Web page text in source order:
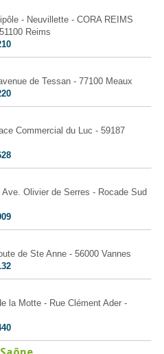
- Neuvillette - CORA REIMS
Reims
de Tessan - 77100 Meaux
Commercial du Luc - 59187
Olivier de Serres - Rocade Sud
de Ste Anne - 56000 Vannes
la Motte - Rue Clément Ader -